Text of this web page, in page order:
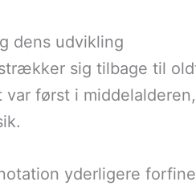
dens udvikling
sig tilbage til
først i
yderligere